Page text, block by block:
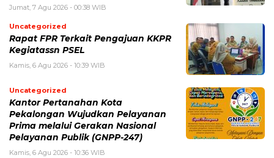
Jumat, 7 Agu 2026 - 00:38 WIB
Uncategorized
Rapat FPR Terkait Pengajuan KKPR
Kegiatassn PSEL
Kamis, 6 Agu 2026 - 10:39 WIB
Uncategorized
Kantor Pertanahan Kota
Pekalongan Wujudkan Pelayanan
Prima melalui Gerakan Nasional
Pelayanan Publik (GNPP-247)
Kamis, 6 Agu 2026 - 10:36 WIB